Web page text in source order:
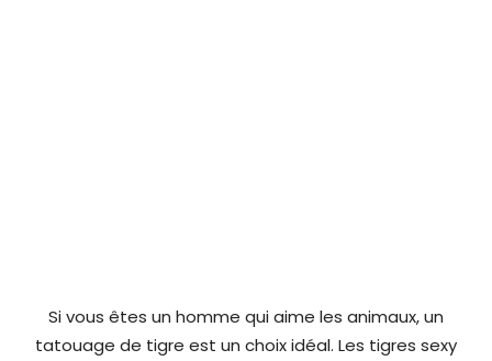
Si vous êtes un homme qui aime les animaux, un
tatouage de tigre est un choix idéal. Les tigres sexy